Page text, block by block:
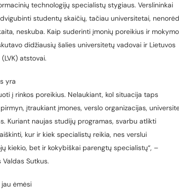
technologijų specialistų stygiaus. Verslininkai
studentų skaičių, tačiau universitetai,
neskuba. Kaip suderinti įmonių poreikius ir mokymo
didžiausių šalies universitetų vadovai ir Lietuvos
atstovai.
yra
į rinkos poreikius. Nelaukiant, kol situacija taps
įtraukiant įmones, verslo organizacijas,
Kuriant naujas studijų programas, svarbu atlikti
kur ir kiek specialistų reikia, nes verslui
kiekio, bet ir kokybiškai parengtų specialistų“, –
Sutkus.
ėmėsi